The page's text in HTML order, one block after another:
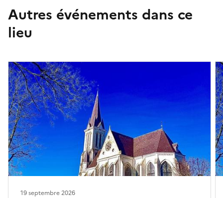
Autres événements dans ce
lieu
19 septembre 2026